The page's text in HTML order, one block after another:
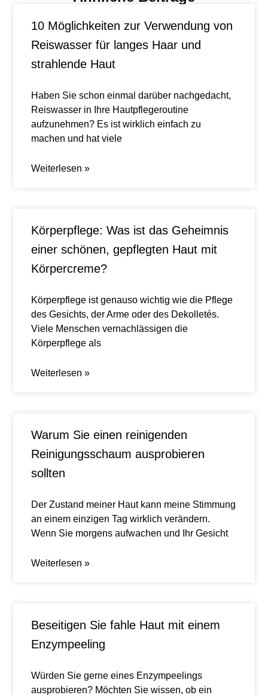
10 Möglichkeiten zur Verwendung von
Reiswasser für langes Haar und
strahlende Haut
Haben Sie schon einmal darüber nachgedacht,
Reiswasser in Ihre Hautpflegeroutine
aufzunehmen? Es ist wirklich einfach zu
machen und hat viele
Weiterlesen »
Körperpflege: Was ist das Geheimnis
einer schönen, gepflegten Haut mit
Körpercreme?
Körperpflege ist genauso wichtig wie die Pflege
des Gesichts, der Arme oder des Dekolletés.
Viele Menschen vernachlässigen die
Körperpflege als
Weiterlesen »
Warum Sie einen reinigenden
Reinigungsschaum ausprobieren
sollten
Der Zustand meiner Haut kann meine Stimmung
an einem einzigen Tag wirklich verändern.
Wenn Sie morgens aufwachen und Ihr Gesicht
Weiterlesen »
Beseitigen Sie fahle Haut mit einem
Enzympeeling
Würden Sie gerne eines Enzympeelings
ausprobieren? Möchten Sie wissen, ob ein